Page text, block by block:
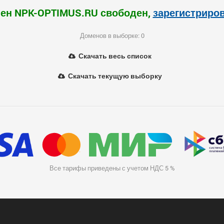
NPK-OPTIMUS.RU свободен,
Доменов в выборке: 0
Скачать весь список
Скачать текущую выборку
Все тарифы приведены с учетом НДС 5 %